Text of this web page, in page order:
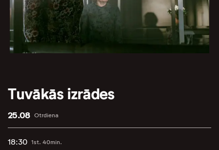
Tuvākās izrādes
Otrdiena
25.08
18:30 1st. 40min.